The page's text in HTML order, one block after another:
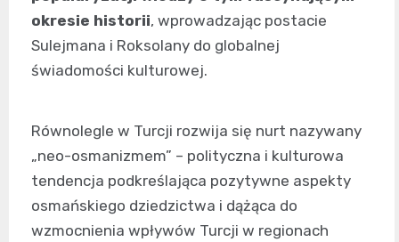
okresie historii, wprowadzając postacie
Sulejmana i Roksolany do globalnej
świadomości kulturowej.
Równolegle w Turcji rozwija się nurt nazywany
„neo-osmanizmem” – polityczna i kulturowa
tendencja podkreślająca pozytywne aspekty
osmańskiego dziedzictwa i dążąca do
wzmocnienia wpływów Turcji w regionach